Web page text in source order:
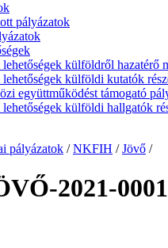
pályázatok
lehetőségek külföldről hazatérő
lehetőségek külföldi kutatók
együttműködést támogató
lehetőségek külföldi hallgatók
pályázatok / NKFIH / Jövő /
2021-